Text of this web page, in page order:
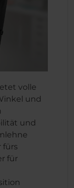
volle
und
und
fürs
für